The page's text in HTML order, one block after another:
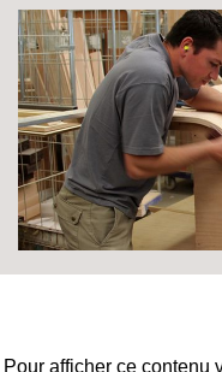
Pour afficher ce contenu